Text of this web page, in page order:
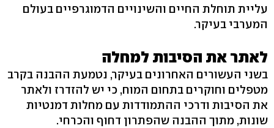
עליית תוחלת החיים והשינויים הדמוגרפיים בעולם
המערבי בעיקר.
לאתר את הסיבות למחלה
בשני העשורים האחרונים בעיקר, נטמעת ההבנה בקרב
מטפלים וחוקרים בתחום המוח, כי יש להזדרז ולאתר
את הסיבות ודרכי ההתמודדות עם מחלות דמנטיות
שונות, מתוך ההבנה שהפתרון דחוף והכרחי.